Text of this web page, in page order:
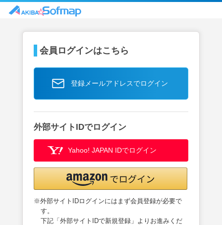
会員ログインはこちら
登録メールアドレスでログイン
外部サイトIDでログイン
Yahoo! JAPAN IDでログイン
※外部サイトIDログインにはまず会員登録が必要で
す。
下記「外部サイトIDで新規登録」よりお進みくだ